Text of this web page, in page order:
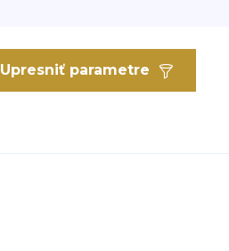
Upresniť parametre